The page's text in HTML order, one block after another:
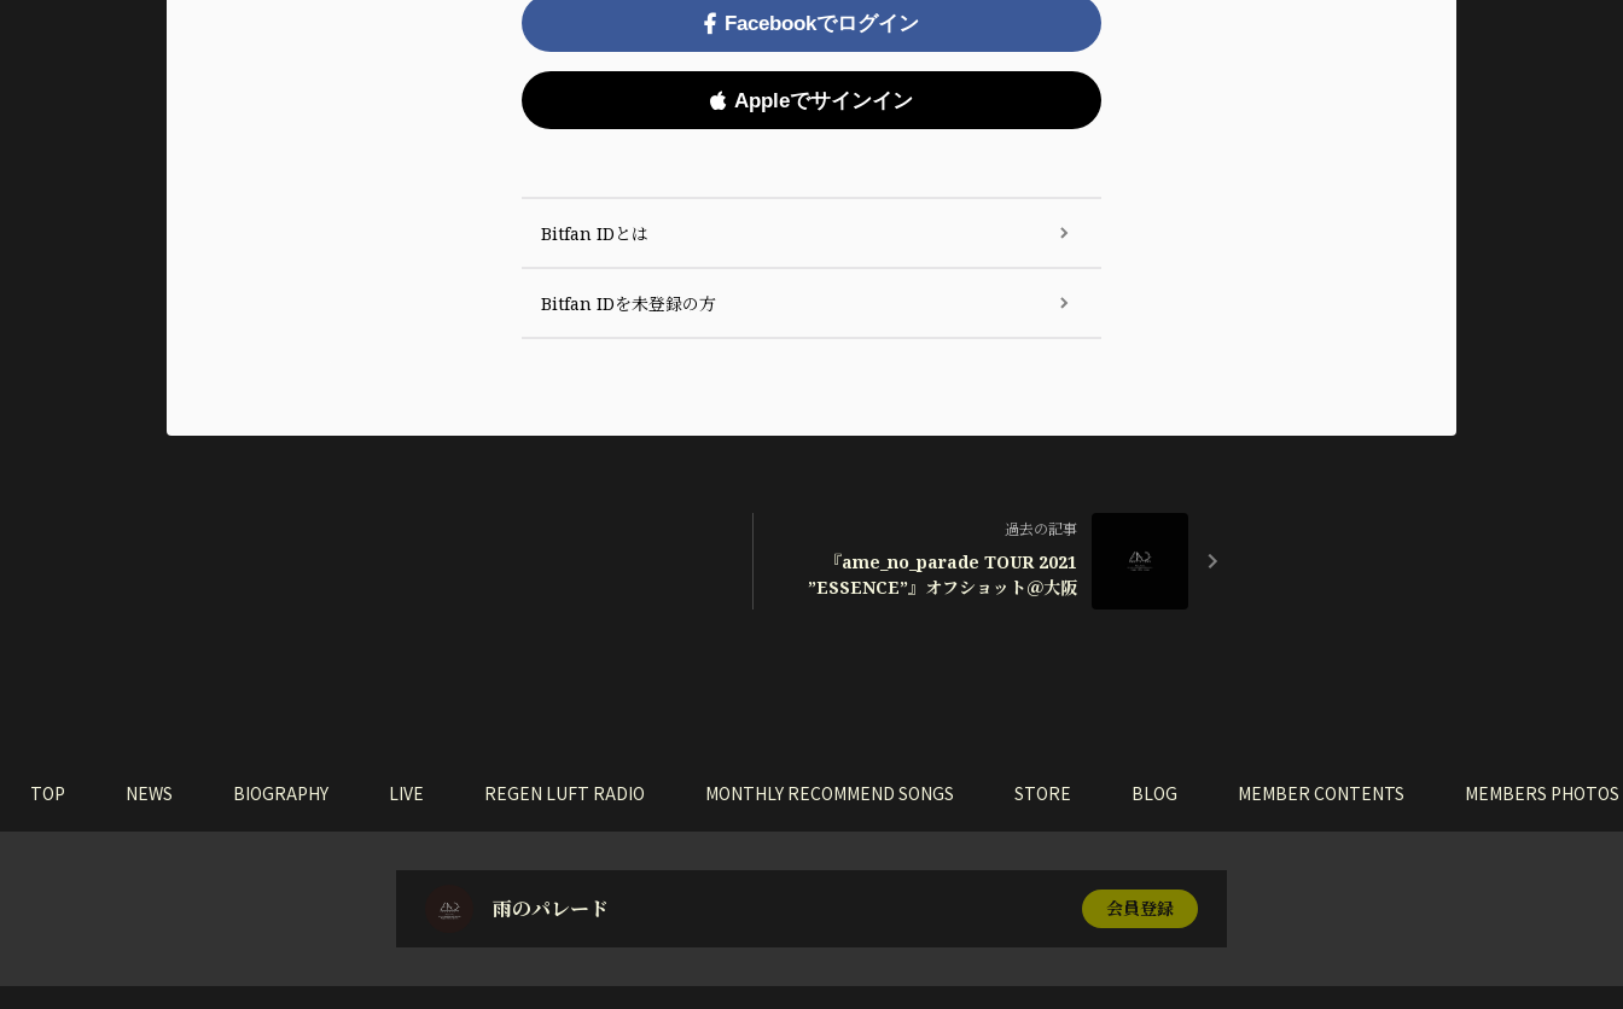
Facebookでログイン
Appleでサインイン
Bitfan IDとは
Bitfan IDを未登録の方
過去の記事
『ame_no_parade TOUR 2021
”ESSENCE”』オフショット＠大阪
TOP NEWS BIOGRAPHY LIVE REGEN LUFT RADIO MONTHLY RECOMMEND SONGS STORE BLOG MEMBER CONTENTS MEMBERS PHOTOS
雨のパレード 会員登録